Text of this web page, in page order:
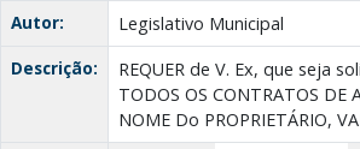
Autor:
Legislativo Municipal
Descrição:
REQUER de V. Ex, que seja
TODOS OS CONTRATOS DE
NOME Do PROPRIETÁRIO,